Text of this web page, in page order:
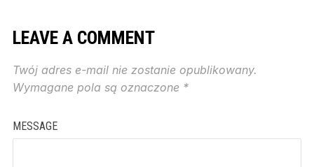
LEAVE A COMMENT
Twój adres e-mail nie zostanie opublikowany.
Wymagane pola są oznaczone *
MESSAGE